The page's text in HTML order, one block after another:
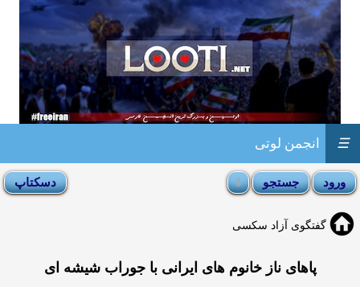
انجمن لوتی ☰
گفتگوی آزاد سکسی
پاهای ناز خانوم های ایرانی با جوراب شیشه ای